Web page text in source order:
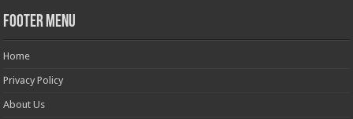
Footer Menu
Home
Privacy Policy
About Us